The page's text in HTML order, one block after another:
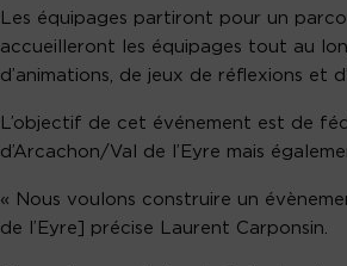
Les équipages partiront pour un
accueilleront les équipages tout au
d’animations, de jeux de réflexions et
L’objectif de cet événement est de
d’Arcachon/Val de l’Eyre mais
« Nous voulons construire un
de l’Eyre] précise Laurent Carponsin.